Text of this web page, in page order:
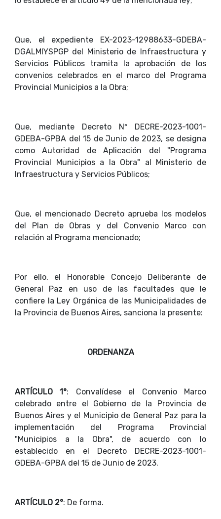
Que, el expediente EX-2023-12988633-GDEBA-
DGALMIYSPGP del Ministerio de Infraestructura y
Servicios Públicos tramita la aprobación de los
convenios celebrados en el marco del Programa
Provincial Municipios a la Obra;
Que, mediante Decreto Nº DECRE-2023-1001-
GDEBA-GPBA del 15 de Junio de 2023, se designa
como Autoridad de Aplicación del "Programa
Provincial Municipios a la Obra" al Ministerio de
Infraestructura y Servicios Públicos;
Que, el mencionado Decreto aprueba los modelos
del Plan de Obras y del Convenio Marco con
relación al Programa mencionado;
Por ello, el Honorable Concejo Deliberante de
General Paz en uso de las facultades que le
confiere la Ley Orgánica de las Municipalidades de
la Provincia de Buenos Aires, sanciona la presente:
ORDENANZA
ARTÍCULO 1°: Convalídese el Convenio Marco
celebrado entre el Gobierno de la Provincia de
Buenos Aires y el Municipio de General Paz para la
implementación del Programa Provincial
"Municipios a la Obra", de acuerdo con lo
establecido en el Decreto DECRE-2023-1001-
GDEBA-GPBA del 15 de Junio de 2023.
ARTÍCULO 2°: De forma.